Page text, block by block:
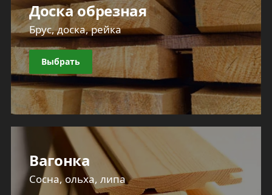
Доска обрезная
Брус, доска, рейка
Выбрать
Вагонка
Сосна, ольха, липа